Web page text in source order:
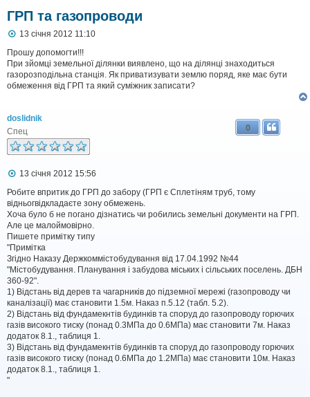
ГРП та газопроводи
П
в
і
д
м
н
н
я
13 січня 2012 11:10
Прошу допомогти!!!
При зйомці земельної ділянки виявлено, що на ділянці знаходиться
газорозподільна станція. Як приватизувати землю поряд, яке має бути
обмеження від ГРП та який суміжник записати?
doslidnik
Спец
0
П
в
і
д
о
м
л
е
н
н
я
13 січня 2012 15:56
Робите впритик до ГРП до забору (ГРП є Сплетіням труб, тому
відньогвідкладаєте зону обмежень.
Хоча було б не погано дізнатись чи робились земельні документи на ГРП.
Але це малоймовірно.
Пишете примітку типу
"Примітка
Згідно Наказу Держкоммістобудування від 17.04.1992 №44
"Містобудування. Планування і забудова міських і сільських поселень. ДБН
360-92".
1) Відстань від дерев та чагарників до підземної мережі (газопроводу чи
каналізації) має становити 1.5м. Наказ п.5.12 (табл. 5.2).
2) Відстань від фундамекнтів будинків та споруд до газопроводу горючих
газів високого тиску (понад 0.3МПа до 0.6МПа) має становити 7м. Наказ
додаток 8.1., таблиця 1.
3) Відстань від фундамекнтів будинків та споруд до газопроводу горючих
газів високого тиску (понад 0.6МПа до 1.2МПа) має становити 10м. Наказ
додаток 8.1., таблиця 1.
"